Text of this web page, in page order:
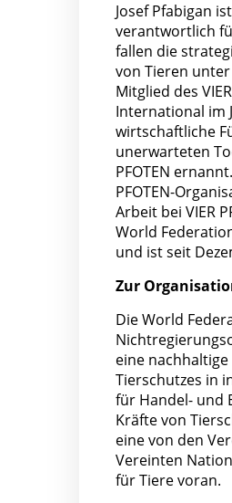
Josef Pfabigan
verantwortlich
fallen die
von Tieren
Mitglied des
International im
wirtschaftliche
unerwarteten
PFOTEN
PFOTEN-
Arbeit bei VIER
World
und ist seit
Zur
Die World
eine
Tierschutzes in
für Handel- und
Kräfte von
eine von den
Vereinten
für Tiere voran.